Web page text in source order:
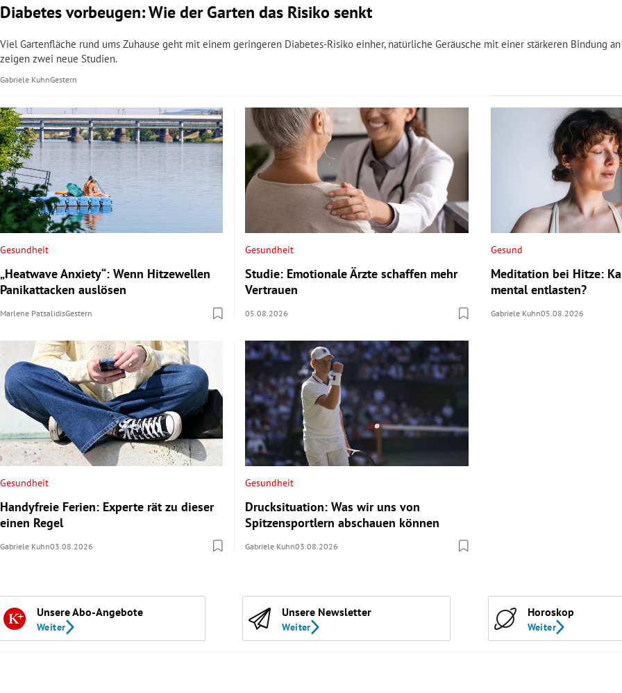
Diabetes vorbeugen: Wie der Garten das Risiko senkt
Viel Gartenfläche rund ums Zuhause geht mit einem geringeren Diabetes-Risiko einher, natürliche Geräusche mit einer stärkeren Bindung
zeigen zwei neue Studien.
Gabriele KuhnGestern
Gesundheit
„Heatwave Anxiety“: Wenn Hitzewellen
Panikattacken auslösen
Marlene PatsalidisGestern
Gesundheit
Studie: Emotionale Ärzte schaffen mehr
Vertrauen
05.08.2026
Gesund
Meditation bei Hitze:
mental entlasten?
Gabriele Kuhn05.08.2026
Gesundheit
Handyfreie Ferien: Experte rät zu dieser
einen Regel
Gabriele Kuhn03.08.2026
Gesundheit
Drucksituation: Was wir uns von
Spitzensportlern abschauen können
Gabriele Kuhn03.08.2026
Unsere Abo-Angebote
Weiter
Unsere Newsletter
Weiter
Horoskop
Weiter